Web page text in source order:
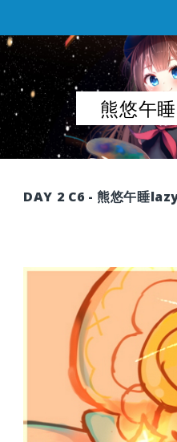
熊悠午
DAY 2 C6 - 熊悠午睡